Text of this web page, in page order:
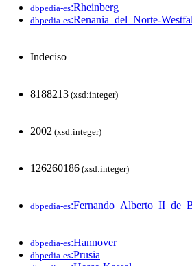
dbpedia-es:Rheinberg
dbpedia-es:Renania_del_Norte-
Indeciso
8188213 (xsd:integer)
2002 (xsd:integer)
126260186 (xsd:integer)
dbpedia-es
dbpedia-es:Hannover
dbpedia-es:Prusia